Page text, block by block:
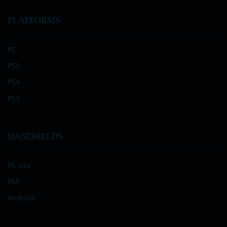
PLATFORMS
PC
PS5
PS4
PS3
HANDHELDS
PS Vita
PSP
Android